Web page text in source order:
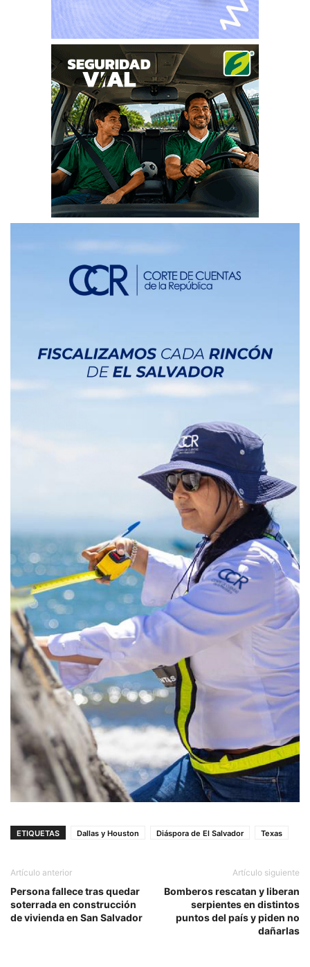
ETIQUETAS Dallas y Houston Diáspora de El Salvador Texas
Artículo anterior
Persona fallece tras quedar
soterrada en construcción
de vivienda en San Salvador
Artículo siguiente
Bomberos rescatan y liberan
serpientes en distintos
puntos del país y piden no
dañarlas